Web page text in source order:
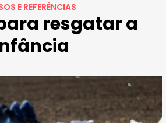
E REFERÊNCIAS
resgatar a